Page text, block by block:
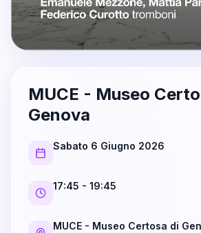
MUCE - Museo
Genova
Sabato 6 Giugno 2026
17:45 - 19:45
MUCE - Museo Certosa di